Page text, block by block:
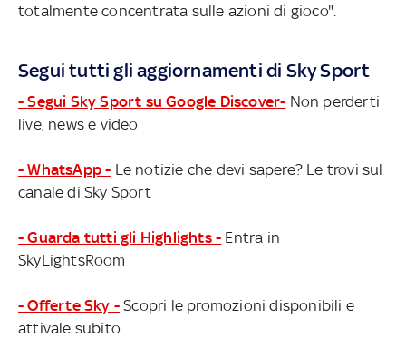
totalmente concentrata sulle azioni di gioco".
Segui tutti gli aggiornamenti di Sky Sport
- Segui Sky Sport su Google Discover- Non perderti
live, news e video
- WhatsApp - Le notizie che devi sapere? Le trovi sul
canale di Sky Sport
- Guarda tutti gli Highlights - Entra in
SkyLightsRoom
- Offerte Sky - Scopri le promozioni disponibili e
attivale subito